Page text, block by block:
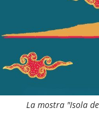
La mostra "Isola